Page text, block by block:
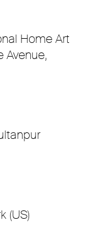
Home Art
Avenue,
(US)